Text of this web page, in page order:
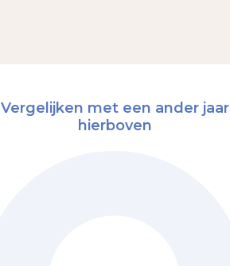
Vergelijken met een ander jaar
hierboven